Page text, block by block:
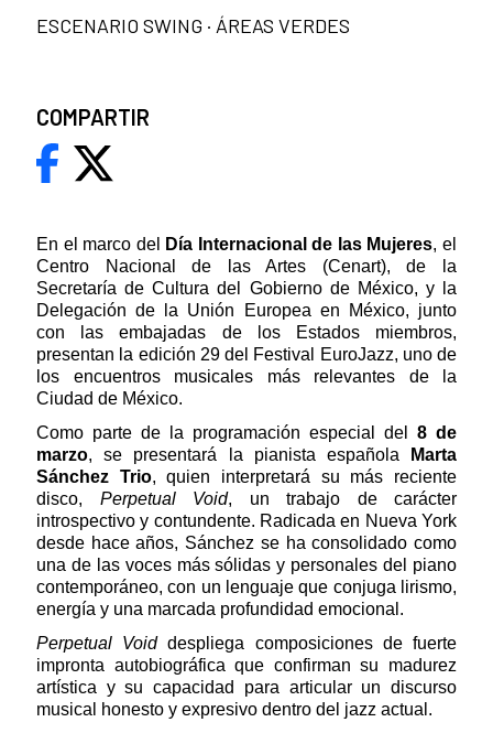
En el marco del Día Internacional de las Mujeres, el
Centro Nacional de las Artes (Cenart), de la
Secretaría de Cultura del Gobierno de México, y la
Delegación de la Unión Europea en México, junto
con las embajadas de los Estados miembros,
presentan la edición 29 del Festival EuroJazz, uno de
los encuentros musicales más relevantes de la
Ciudad de México.
Como parte de la programación especial del 8 de
marzo, se presentará la pianista española
Marta
Sánchez Trio, quien interpretará su más reciente
disco, Perpetual Void, un trabajo de carácter
introspectivo y contundente. Radicada en Nueva York
desde hace años, Sánchez se ha consolidado como
una de las voces más sólidas y personales del piano
contemporáneo, con un lenguaje que conjuga lirismo,
energía y una marcada profundidad emocional.
Perpetual Voiddespliega composiciones de fuerte
impronta autobiográfica que confirman su madurez
artística y su capacidad para articular un discurso
musical honesto y expresivo dentro del jazz actual.
ESCENARIO SWING · ÁREAS VERDES
COMPARTIR